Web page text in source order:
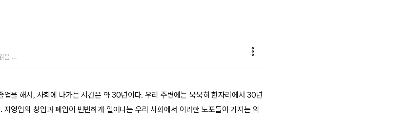
음 ...
업을 해서, 사회에 나가는 시간은 약 30년이다. 우리 주변에는 묵묵히 한자리에서 30년
영업의 창업과 폐업이 빈번하게 일어나는 우리 사회에서 이러한 노포들이 가지는 의